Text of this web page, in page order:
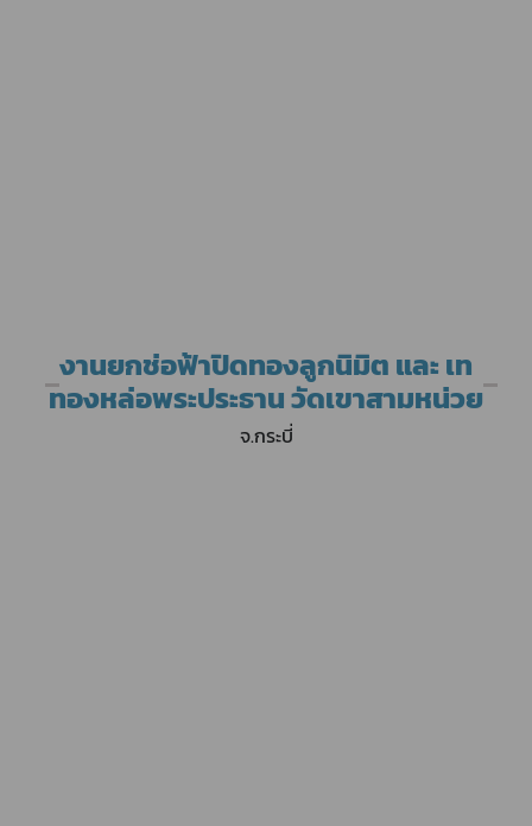
งานยกช่อฟ้าปิดทองลูกนิมิต และ เท
ทองหล่อพระประธาน วัดเขาสามหน่วย
จ.กระบี่